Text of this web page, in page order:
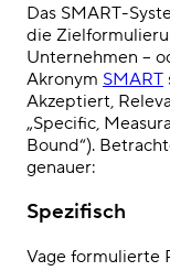
Das SMART-
die
Unternehmen –
Akronym SMART
Akzeptiert,
„Specific,
Bound“).
genauer:
Spezifisch
Vage formulierte